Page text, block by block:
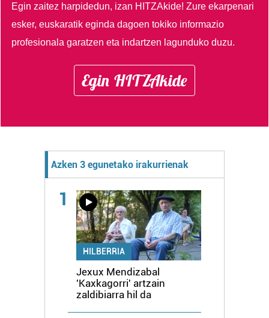
Egin zaitez harpidedun, izan HITZAkide!Zure ekarpenari
esker, euskaratik eginda dagoen tokiko informazio
profesionala garatzen eta indartzen lagunduko duzu.
Egin HITZAkide
Azken 3 egunetako irakurrienak
1
HILBERRIA
Jexux Mendizabal
'Kaxkagorri' artzain
zaldibiarra hil da